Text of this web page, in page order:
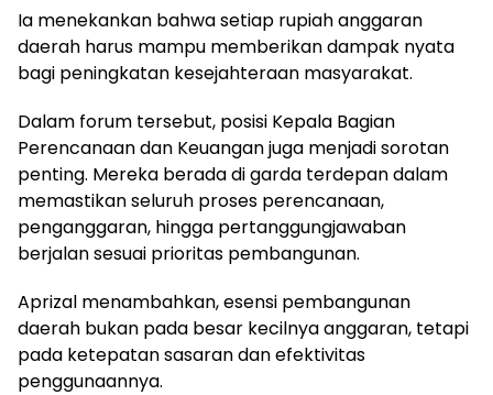
Ia menekankan bahwa setiap rupiah anggaran
daerah harus mampu memberikan dampak nyata
bagi peningkatan kesejahteraan masyarakat.
Dalam forum tersebut, posisi Kepala Bagian
Perencanaan dan Keuangan juga menjadi sorotan
penting. Mereka berada di garda terdepan dalam
memastikan seluruh proses perencanaan,
penganggaran, hingga pertanggungjawaban
berjalan sesuai prioritas pembangunan.
Aprizal menambahkan, esensi pembangunan
daerah bukan pada besar kecilnya anggaran, tetapi
pada ketepatan sasaran dan efektivitas
penggunaannya.